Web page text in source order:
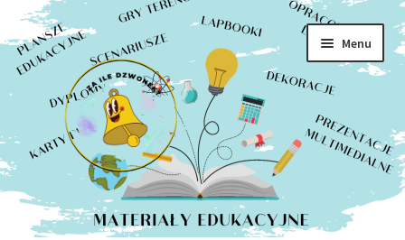
Przejdź
do
nawigacji
Przejdź
do
treści
Menu
Sklep
Rozwiń
menu
Moje konto
Kontakt